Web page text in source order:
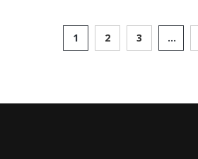
1 2 3 …